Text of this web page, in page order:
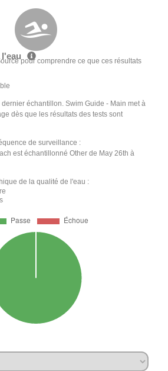
pour comprendre ce que ces résultats
échantillon. Swim Guide - Main met à
dès que les résultats des tests sont
de surveillance :
est échantillonné Other de May 26th à
de la qualité de l'eau :